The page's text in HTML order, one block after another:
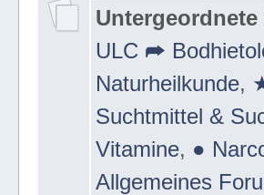
ULC ➦
Naturheilkunde,
Suchtmittel &
Vitamine, ●
Allgemeines